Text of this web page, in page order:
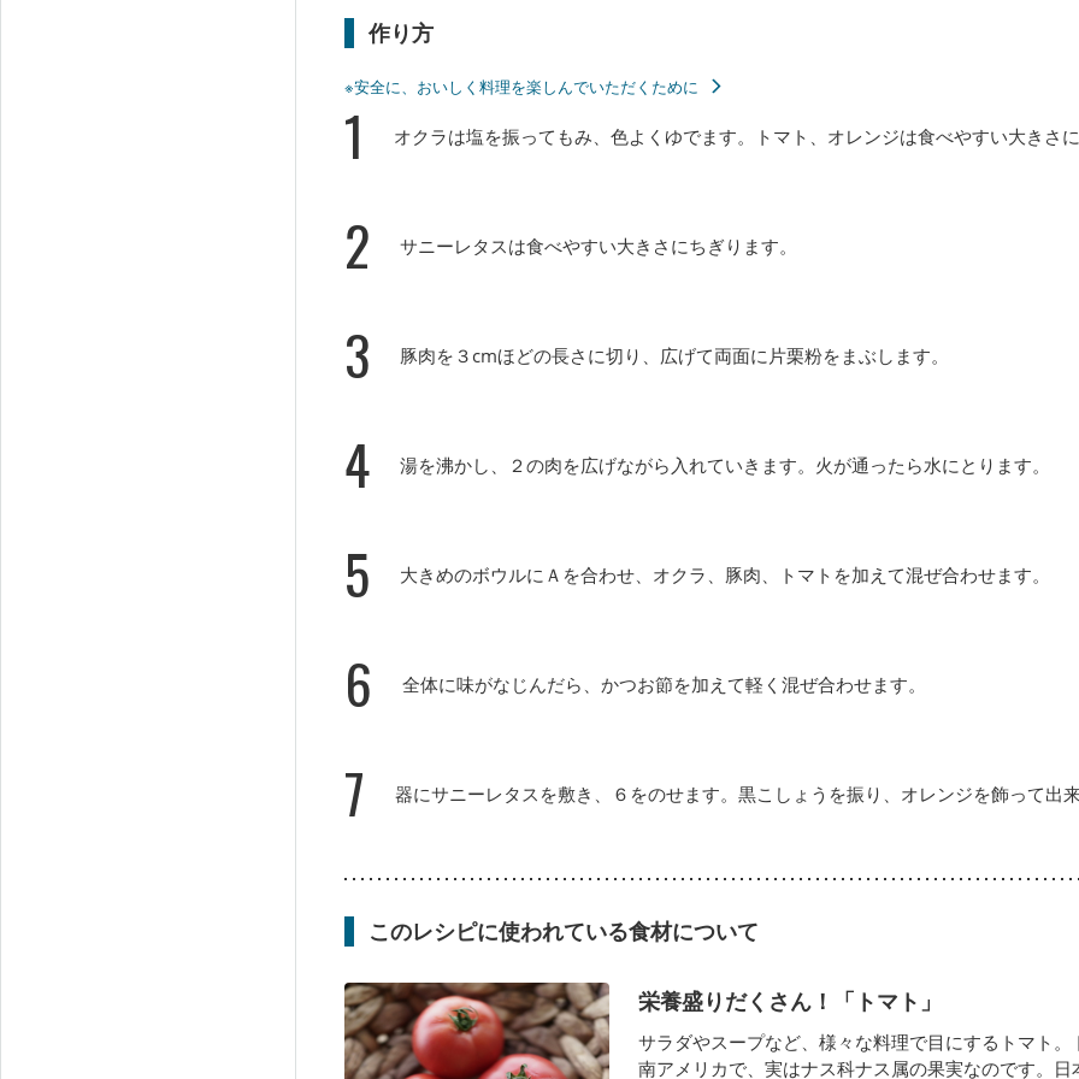
作り方
※安全に、おいしく料理を楽しんでいただくために
1 オクラは塩を振ってもみ、色よくゆでます。トマト、オレンジは食べやすい大きさに
2 サニーレタスは食べやすい大きさにちぎります。
3 豚肉を３cmほどの長さに切り、広げて両面に片栗粉をまぶします。
4 湯を沸かし、２の肉を広げながら入れていきます。火が通ったら水にとります。
5 大きめのボウルにＡを合わせ、オクラ、豚肉、トマトを加えて混ぜ合わせます。
6 全体に味がなじんだら、かつお節を加えて軽く混ぜ合わせます。
7 器にサニーレタスを敷き、６をのせます。黒こしょうを振り、オレンジを飾って出来
このレシピに使われている食材について
栄養盛りだくさん！「トマト」
サラダやスープなど、様々な料理で目にするトマト。
南アメリカで、実はナス科ナス属の果実なのです。日